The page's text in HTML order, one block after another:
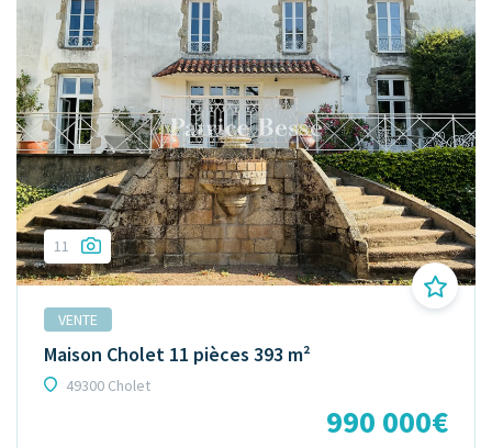
11
VENTE
Maison Cholet 11 pièces 393 m²
49300 Cholet
990 000€